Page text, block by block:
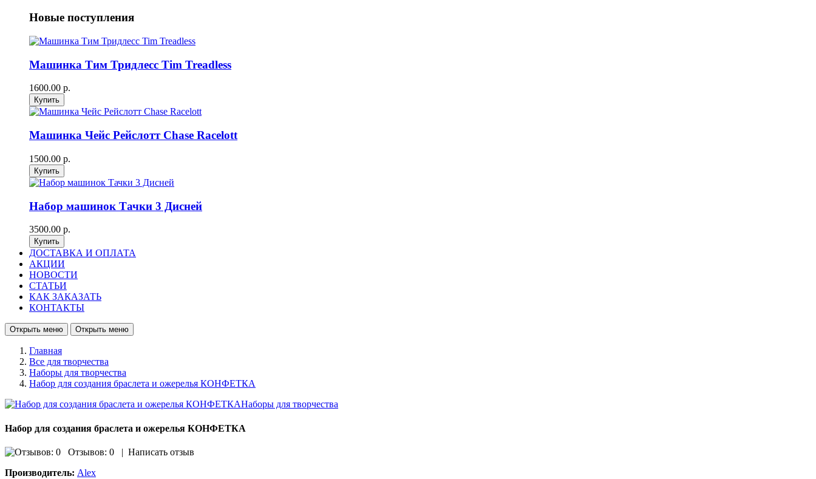
Новые поступления
Машинка Тим Тридлесс Tim Treadless
1600.00 р.
Машинка Чейс Рейслотт Chase Racelott
1500.00 р.
Набор машинок Тачки 3 Дисней
3500.00 р.
ДОСТАВКА И ОПЛАТА
АКЦИИ
НОВОСТИ
СТАТЬИ
КАК ЗАКАЗАТЬ
КОНТАКТЫ
Открыть меню Открыть меню
Главная
Все для творчества
Наборы для творчества
Набор для создания браслета и ожерелья КОНФЕТКА
Набор для создания браслета и ожерелья КОНФЕТКА
Отзывов: 0 | Написать отзыв
Производитель: Alex